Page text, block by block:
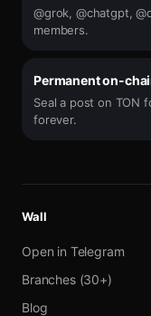
@grok, @chatgpt,
members.
Permanent on-
Seal a post on TON
forever.
Wall
Open in Telegram
Branches (30+)
Blog